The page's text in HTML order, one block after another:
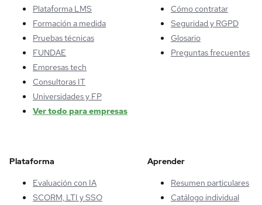
Plataforma LMS
Formación a medida
Pruebas técnicas
FUNDAE
Empresas tech
Consultoras IT
Universidades y FP
Ver todo para empresas
Cómo contratar
Seguridad y RGPD
Glosario
Preguntas frecuentes
Plataforma
Evaluación con IA
SCORM, LTI y SSO
Aprender
Resumen particulares
Catálogo individual